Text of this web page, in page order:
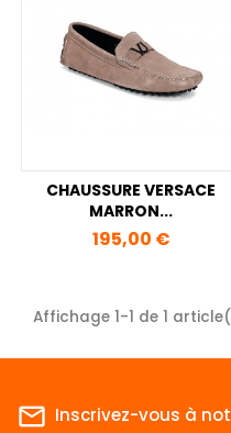
CHAUSSURE VERSACE
MARRON...
Prix
195,00 €
Affichage 1-1 de 1
mail_outline Inscrivez-vous à